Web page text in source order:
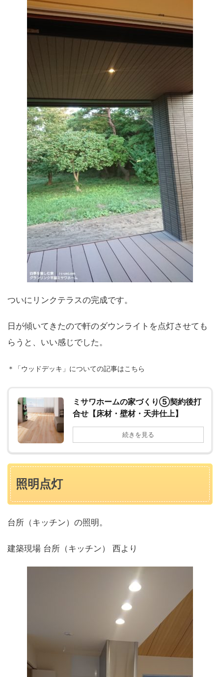
ついにリンクテラスの完成です。
日が傾いてきたので軒のダウンライトを点灯させても
らうと、いい感じでした。
＊「ウッドデッキ」についての記事はこちら
ミサワホームの家づくり⑤契約後打
合せ【床材・壁材・天井仕上】
続きを見る
照明点灯
台所（キッチン）の照明。
建築現場 台所（キッチン） 西より